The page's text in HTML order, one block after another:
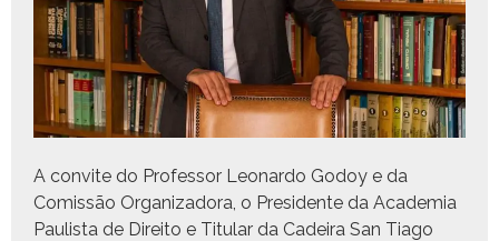
A con­vite do Pro­fes­sor Leonar­do Godoy e da
Comis­são Orga­ni­zado­ra, o Pres­i­dente da Acad­e­mia
Paulista de Dire­ito e Tit­u­lar da Cadeira San Tia­go